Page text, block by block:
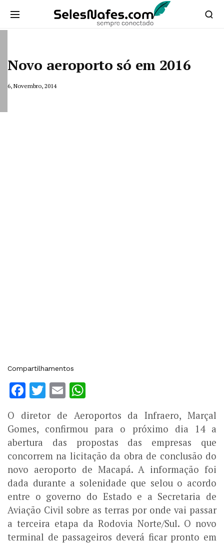
Novo aeroporto só em 2016
6, Novembro, 2014
Compartilhamentos
Facebook
Twitter
Email
O diretor de Aeroportos da Infraero, Marçal
Gomes, confirmou para o próximo dia 14 a
abertura das propostas das empresas que
concorrem na licitação da obra de conclusão do
novo aeroporto de Macapá. A informação foi
dada durante a solenidade que selou o acordo
entre o governo do Estado e a Secretaria de
Aviação Civil sobre as terras por onde vai passar
a terceira etapa da Rodovia Norte/Sul. O novo
terminal de passageiros deverá ficar pronto em